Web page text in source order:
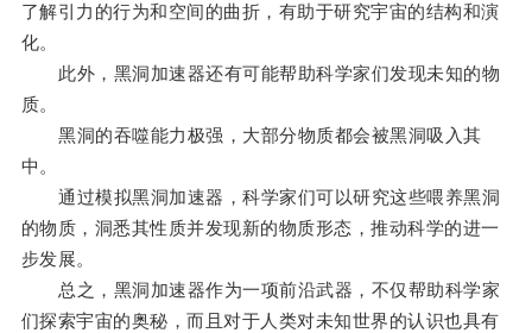
了解引力的行为和空间的曲折，有助于研究宇宙的结构和演
化。
此外，黑洞加速器还有可能帮助科学家们发现未知的物
质。
黑洞的吞噬能力极强，大部分物质都会被黑洞吸入其
中。
通过模拟黑洞加速器，科学家们可以研究这些喂养黑洞
的物质，洞悉其性质并发现新的物质形态，推动科学的进一
步发展。
总之，黑洞加速器作为一项前沿武器，不仅帮助科学家
们探索宇宙的奥秘，而且对于人类对未知世界的认识也具有